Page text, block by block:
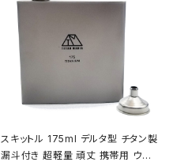
スキットル 175ml デルタ型 チタン製
漏斗付き 超軽量 頑丈 携帯用 ウイ